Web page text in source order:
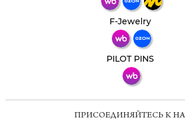
F-Jewelry
PILOT PINS
ПРИСОЕДИНЯЙТЕСЬ К